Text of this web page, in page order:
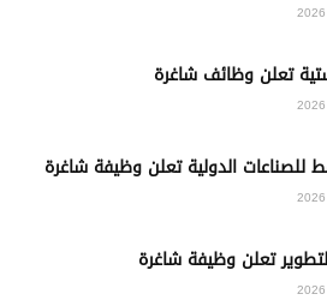
تعلن وظائف شاغرة
الدولية تعلن وظيفة شاغرة
تعلن وظيفة شاغرة